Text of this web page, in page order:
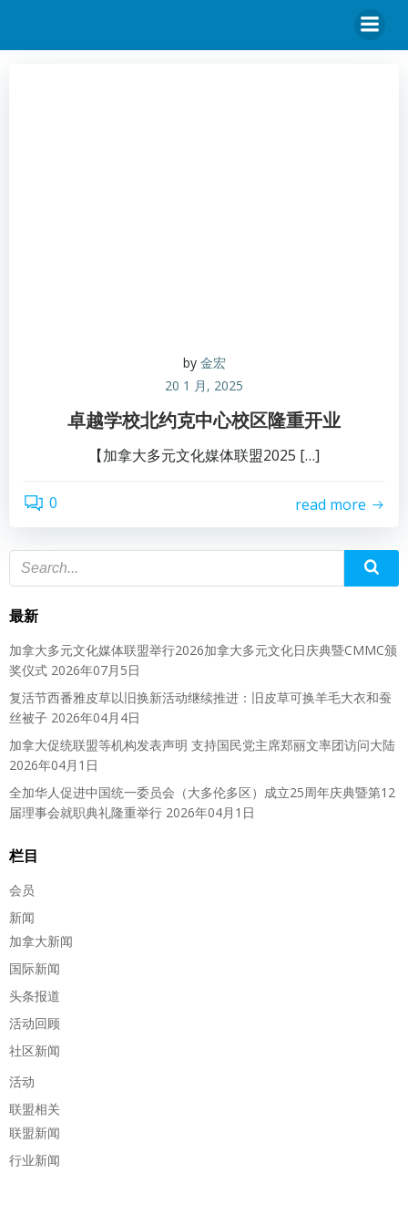
by 金宏
20 1 月, 2025
卓越学校北约克中心校区隆重开业
【加拿大多元文化媒体联盟2025 […]
0 read more
最新
加拿大多元文化媒体联盟举行2026加拿大多元文化日庆典暨CMMC颁
奖仪式 2026年07月5日
复活节西番雅皮草以旧换新活动继续推进：旧皮草可换羊毛大衣和蚕
丝被子 2026年04月4日
加拿大促统联盟等机构发表声明 支持国民党主席郑丽文率团访问大陆
2026年04月1日
全加华人促进中国统一委员会（大多伦多区）成立25周年庆典暨第12
届理事会就职典礼隆重举行 2026年04月1日
栏目
会员
新闻
加拿大新闻
国际新闻
头条报道
活动回顾
社区新闻
活动
联盟相关
联盟新闻
行业新闻